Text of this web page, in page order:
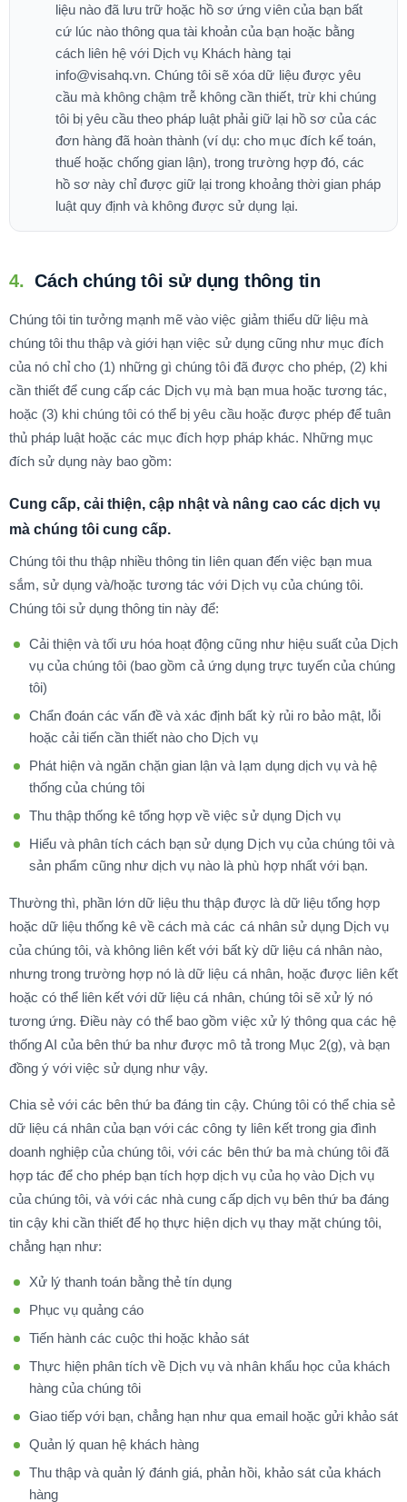
liệu nào đã lưu trữ hoặc hồ sơ ứng viên của bạn bất
cứ lúc nào thông qua tài khoản của bạn hoặc bằng
cách liên hệ với Dịch vụ Khách hàng tại
info@visahq.vn. Chúng tôi sẽ xóa dữ liệu được yêu
cầu mà không chậm trễ không cần thiết, trừ khi chúng
tôi bị yêu cầu theo pháp luật phải giữ lại hồ sơ của các
đơn hàng đã hoàn thành (ví dụ: cho mục đích kế toán,
thuế hoặc chống gian lận), trong trường hợp đó, các
hồ sơ này chỉ được giữ lại trong khoảng thời gian pháp
luật quy định và không được sử dụng lại.
4. Cách chúng tôi sử dụng thông tin
Chúng tôi tin tưởng mạnh mẽ vào việc giảm thiểu dữ liệu mà
chúng tôi thu thập và giới hạn việc sử dụng cũng như mục đích
của nó chỉ cho (1) những gì chúng tôi đã được cho phép, (2) khi
cần thiết để cung cấp các Dịch vụ mà bạn mua hoặc tương tác,
hoặc (3) khi chúng tôi có thể bị yêu cầu hoặc được phép để tuân
thủ pháp luật hoặc các mục đích hợp pháp khác. Những mục
đích sử dụng này bao gồm:
Cung cấp, cải thiện, cập nhật và nâng cao các dịch vụ
mà chúng tôi cung cấp.
Chúng tôi thu thập nhiều thông tin liên quan đến việc bạn mua
sắm, sử dụng và/hoặc tương tác với Dịch vụ của chúng tôi.
Chúng tôi sử dụng thông tin này để:
Cải thiện và tối ưu hóa hoạt động cũng như hiệu suất của Dịch
vụ của chúng tôi (bao gồm cả ứng dụng trực tuyến của chúng
tôi)
Chẩn đoán các vấn đề và xác định bất kỳ rủi ro bảo mật, lỗi
hoặc cải tiến cần thiết nào cho Dịch vụ
Phát hiện và ngăn chặn gian lận và lạm dụng dịch vụ và hệ
thống của chúng tôi
Thu thập thống kê tổng hợp về việc sử dụng Dịch vụ
Hiểu và phân tích cách bạn sử dụng Dịch vụ của chúng tôi và
sản phẩm cũng như dịch vụ nào là phù hợp nhất với bạn.
Thường thì, phần lớn dữ liệu thu thập được là dữ liệu tổng hợp
hoặc dữ liệu thống kê về cách mà các cá nhân sử dụng Dịch vụ
của chúng tôi, và không liên kết với bất kỳ dữ liệu cá nhân nào,
nhưng trong trường hợp nó là dữ liệu cá nhân, hoặc được liên kết
hoặc có thể liên kết với dữ liệu cá nhân, chúng tôi sẽ xử lý nó
tương ứng. Điều này có thể bao gồm việc xử lý thông qua các hệ
thống AI của bên thứ ba như được mô tả trong Mục 2(g), và bạn
đồng ý với việc sử dụng như vậy.
Chia sẻ với các bên thứ ba đáng tin cậy. Chúng tôi có thể chia sẻ
dữ liệu cá nhân của bạn với các công ty liên kết trong gia đình
doanh nghiệp của chúng tôi, với các bên thứ ba mà chúng tôi đã
hợp tác để cho phép bạn tích hợp dịch vụ của họ vào Dịch vụ
của chúng tôi, và với các nhà cung cấp dịch vụ bên thứ ba đáng
tin cậy khi cần thiết để họ thực hiện dịch vụ thay mặt chúng tôi,
chẳng hạn như:
Xử lý thanh toán bằng thẻ tín dụng
Phục vụ quảng cáo
Tiến hành các cuộc thi hoặc khảo sát
Thực hiện phân tích về Dịch vụ và nhân khẩu học của khách
hàng của chúng tôi
Giao tiếp với bạn, chẳng hạn như qua email hoặc gửi khảo sát
Quản lý quan hệ khách hàng
Thu thập và quản lý đánh giá, phản hồi, khảo sát của khách
hàng